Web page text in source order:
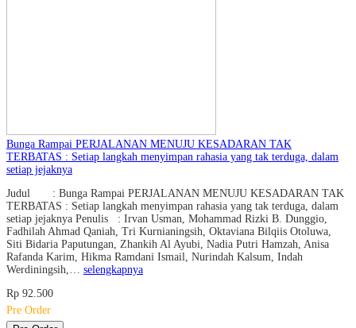
Bunga Rampai PERJALANAN MENUJU KESADARAN TAK
TERBATAS : Setiap langkah menyimpan rahasia yang tak terduga, dalam
setiap jejaknya
Judul : Bunga Rampai PERJALANAN MENUJU KESADARAN TAK
TERBATAS : Setiap langkah menyimpan rahasia yang tak terduga, dalam
setiap jejaknya Penulis : Irvan Usman, Mohammad Rizki B. Dunggio,
Fadhilah Ahmad Qaniah, Tri Kurnianingsih, Oktaviana Bilqiis Otoluwa,
Siti Bidaria Paputungan, Zhankih Al Ayubi, Nadia Putri Hamzah, Anisa
Rafanda Karim, Hikma Ramdani Ismail, Nurindah Kalsum, Indah
Werdiningsih,… selengkapnya
Rp 92.500
Pre Order